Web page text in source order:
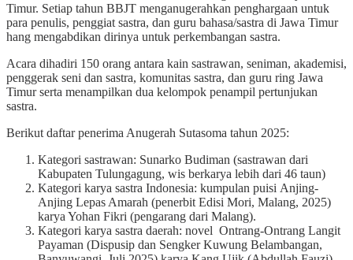
Timur. Setiap tahun BBJT menganugerahkan penghargaan untuk
para penulis, penggiat sastra, dan guru bahasa/sastra di Jawa Timur
hang mengabdikan dirinya untuk perkembangan sastra.
Acara dihadiri 150 orang antara kain sastrawan, seniman, akademisi,
penggerak seni dan sastra, komunitas sastra, dan guru ring Jawa
Timur serta menampilkan dua kelompok penampil pertunjukan
sastra.
Berikut daftar penerima Anugerah Sutasoma tahun 2025:
Kategori sastrawan: Sunarko Budiman (sastrawan dari
Kabupaten Tulungagung, wis berkarya lebih dari 46 taun)
Kategori karya sastra Indonesia: kumpulan puisi Anjing-
Anjing Lepas Amarah (penerbit Edisi Mori, Malang, 2025)
karya Yohan Fikri (pengarang dari Malang).
Kategori karya sastra daerah: novel Ontrang-Ontrang Langit
Payaman (Dispusip dan Sengker Kuwung Belambangan,